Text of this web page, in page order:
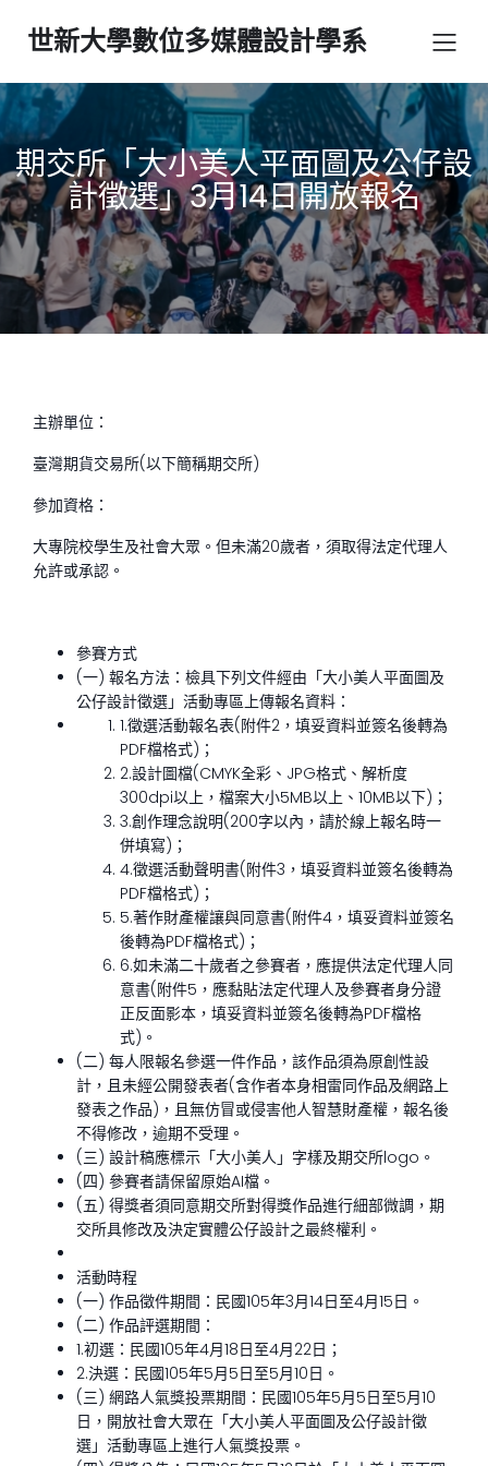
世新大學數位多媒體設計學系
期交所「大小美人平面圖及公仔設
計徵選」3月14日開放報名
主辦單位：
臺灣期貨交易所(以下簡稱期交所)
參加資格：
大專院校學生及社會大眾。但未滿20歲者，須取得法定代理人
允許或承認。
參賽方式
(一) 報名方法：檢具下列文件經由「大小美人平面圖及
公仔設計徵選」活動專區上傳報名資料：
1.徵選活動報名表(附件2，填妥資料並簽名後轉為
PDF檔格式)；
2.設計圖檔(CMYK全彩、JPG格式、解析度
300dpi以上，檔案大小5MB以上、10MB以下)；
3.創作理念說明(200字以內，請於線上報名時一
併填寫)；
4.徵選活動聲明書(附件3，填妥資料並簽名後轉為
PDF檔格式)；
5.著作財產權讓與同意書(附件4，填妥資料並簽名
後轉為PDF檔格式)；
6.如未滿二十歲者之參賽者，應提供法定代理人同
意書(附件5，應黏貼法定代理人及參賽者身分證
正反面影本，填妥資料並簽名後轉為PDF檔格
式)。
(二) 每人限報名參選一件作品，該作品須為原創性設
計，且未經公開發表者(含作者本身相雷同作品及網路上
發表之作品)，且無仿冒或侵害他人智慧財產權，報名後
不得修改，逾期不受理。
(三) 設計稿應標示「大小美人」字樣及期交所logo。
(四) 參賽者請保留原始AI檔。
(五) 得獎者須同意期交所對得獎作品進行細部微調，期
交所具修改及決定實體公仔設計之最終權利。
活動時程
(一) 作品徵件期間：民國105年3月14日至4月15日。
(二) 作品評選期間：
1.初選：民國105年4月18日至4月22日；
2.決選：民國105年5月5日至5月10日。
(三) 網路人氣獎投票期間：民國105年5月5日至5月10
日，開放社會大眾在「大小美人平面圖及公仔設計徵
選」活動專區上進行人氣獎投票。